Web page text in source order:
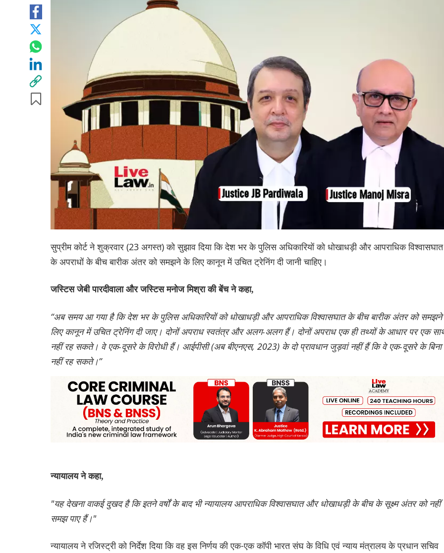
सुप्रीम कोर्ट ने शुक्रवार (23 अगस्त) को सुझाव दिया कि देश भर के पुलिस अधिकारियों को धोखाधड़ी और आपराधिक विश्वासघात
के अपराधों के बीच बारीक अंतर को समझने के लिए कानून में उचित ट्रेनिंग दी जानी चाहिए।
जस्टिस जेबी पारदीवाला और जस्टिस मनोज मिश्रा की बेंच ने कहा,
“अब समय आ गया है कि देश भर के पुलिस अधिकारियों को धोखाधड़ी और आपराधिक विश्वासघात के बीच बारीक अंतर को
लिए कानून में उचित ट्रेनिंग दी जाए। दोनों अपराध स्वतंत्र और अलग-अलग हैं। दोनों अपराध एक ही तथ्यों के आधार पर एक
नहीं रह सकते। वे एक-दूसरे के विरोधी हैं। आईपीसी (अब बीएनएस, 2023) के दो प्रावधान जुड़वां नहीं हैं कि वे एक-दूसरे के बिना
नहीं रह सकते।”
न्यायालय ने कहा,
"यह देखना वाकई दुखद है कि इतने वर्षों के बाद भी न्यायालय आपराधिक विश्वासघात और धोखाधड़ी के बीच के सूक्ष्म अंतर को नहीं
समझ पाए हैं।"
न्यायालय ने रजिस्ट्री को निर्देश दिया कि वह इस निर्णय की एक-एक कॉपी भारत संघ के विधि एवं न्याय मंत्रालय के प्रधान सचिव